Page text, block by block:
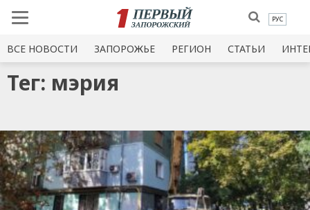
РУС
ВСЕ НОВОСТИ ЗАПОРОЖЬЕ РЕГИОН СТАТЬИ
Тег: мэрия